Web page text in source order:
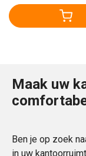
Maak uw
Ben je op zoek
in uw